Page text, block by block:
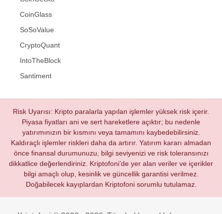
CoinGlass
SoSoValue
CryptoQuant
IntoTheBlock
Santiment
Risk Uyarısı: Kripto paralarla yapılan işlemler yüksek risk içerir.
Piyasa fiyatları ani ve sert hareketlere açıktır; bu nedenle
yatırımınızın bir kısmını veya tamamını kaybedebilirsiniz.
Kaldıraçlı işlemler riskleri daha da artırır. Yatırım kararı almadan
önce finansal durumunuzu, bilgi seviyenizi ve risk toleransınızı
dikkatlice değerlendiriniz. Kriptofoni’de yer alan veriler ve içerikler
bilgi amaçlı olup, kesinlik ve güncellik garantisi verilmez.
Doğabilecek kayıplardan Kriptofoni sorumlu tutulamaz.